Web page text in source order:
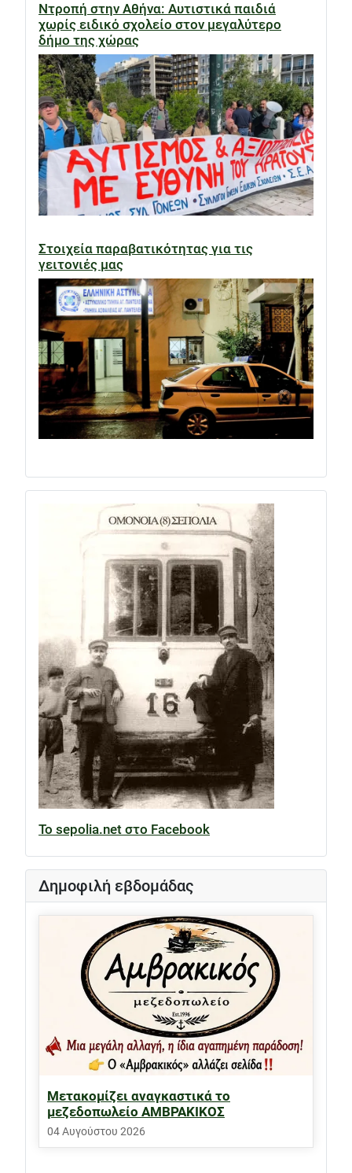
Ντροπή στην Αθήνα: Αυτιστικά παιδιά
χωρίς ειδικό σχολείο στον μεγαλύτερο
δήμο της χώρας
Στοιχεία παραβατικότητας για τις
γειτονιές μας
Το sepolia.net στο Facebook
Δημοφιλή εβδομάδας
Μετακομίζει αναγκαστικά το
μεζεδοπωλείο ΑΜΒΡΑΚΙΚΟΣ
04 Αυγούστου 2026